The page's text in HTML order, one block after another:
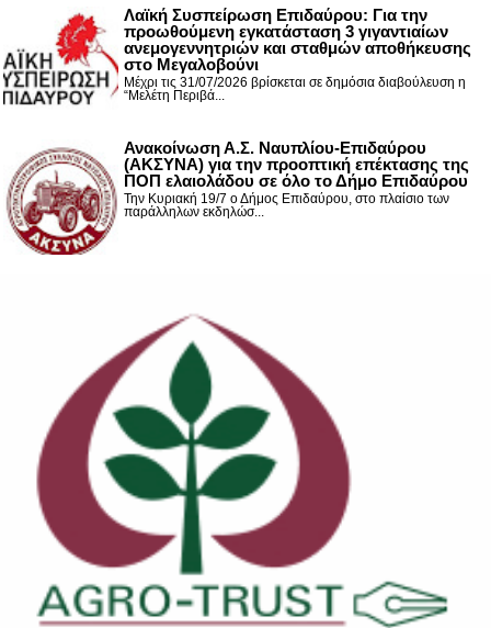
Λαϊκή Συσπείρωση Επιδαύρου: Για την
προωθούμενη εγκατάσταση 3 γιγαντιαίων
ανεμογεννητριών και σταθμών αποθήκευσης
στο Μεγαλοβούνι
Μέχρι τις 31/07/2026 βρίσκεται σε δημόσια διαβούλευση η
“Μελέτη Περιβά...
Ανακοίνωση Α.Σ. Ναυπλίου-Επιδαύρου
(ΑΚΣΥΝΑ) για την προοπτική επέκτασης της
ΠΟΠ ελαιολάδου σε όλο το Δήμο Επιδαύρου
Την Κυριακή 19/7 ο Δήμος Επιδαύρου, στο πλαίσιο των
παράλληλων εκδηλώσ...